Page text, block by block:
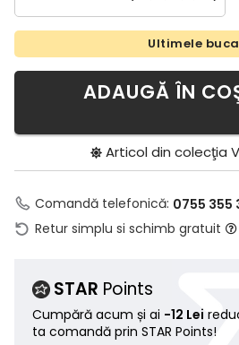
Ultimele
ADAUGĂ ÎN
Articol din colecţia
Comandă telefonică: 0755 355
Retur simplu si schimb gratuit
STAR Points
Cumpără acum și ai -12 Lei
ta comandă prin STAR Points!